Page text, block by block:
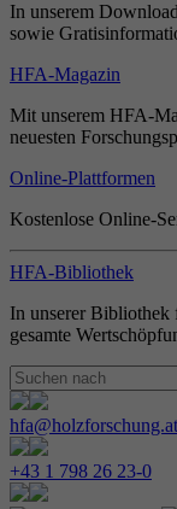
In unserem
sowie
HFA-Magazin
Mit unserem HFA-
neuesten
Online-Plattformen
Kostenlose Online-
HFA-Bibliothek
In unserer Bibliothek
gesamte
hfa@holzforschung.at
+43 1 798 26 23-0